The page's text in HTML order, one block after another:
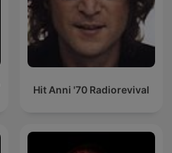
Hit Anni '70 Radiorevival